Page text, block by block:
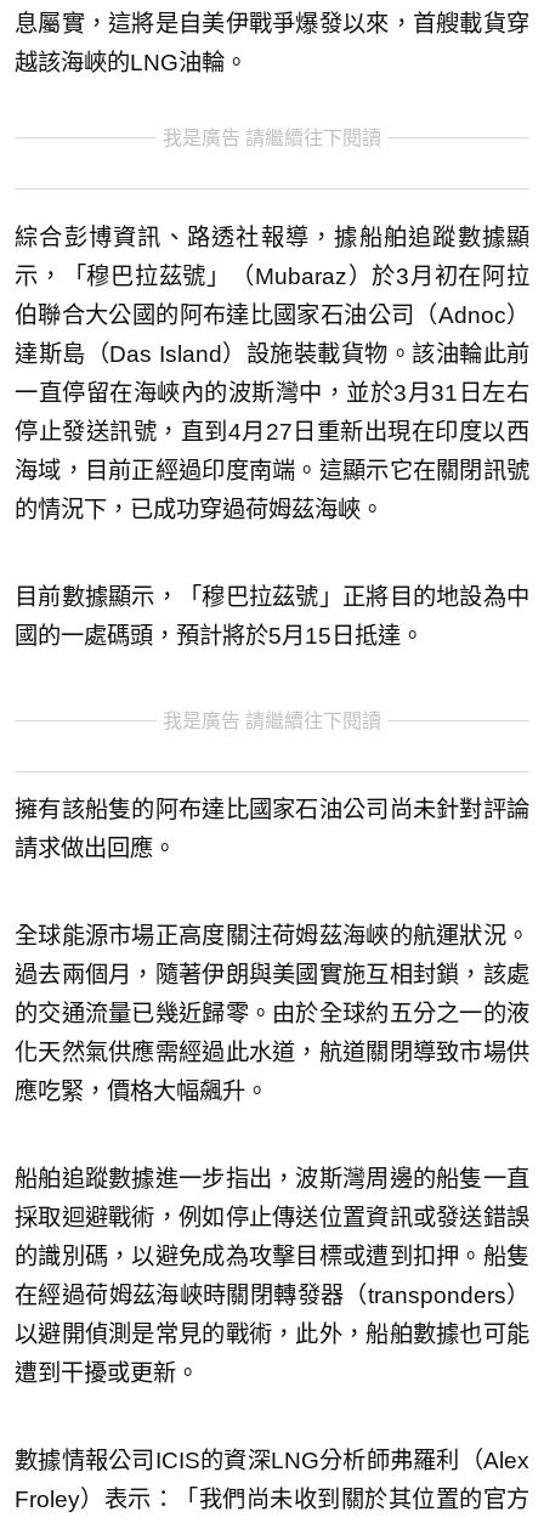
息屬實，這將是自美伊戰爭爆發以來，首艘載貨穿
越該海峽的LNG油輪。
我是廣告 請繼續往下閱讀
綜合彭博資訊、路透社報導，據船舶追蹤數據顯
示，「穆巴拉茲號」（Mubaraz）於3月初在阿拉
伯聯合大公國的阿布達比國家石油公司（Adnoc）
達斯島（Das Island）設施裝載貨物。該油輪此前
一直停留在海峽內的波斯灣中，並於3月31日左右
停止發送訊號，直到4月27日重新出現在印度以西
海域，目前正經過印度南端。這顯示它在關閉訊號
的情況下，已成功穿過荷姆茲海峽。
目前數據顯示，「穆巴拉茲號」正將目的地設為中
國的一處碼頭，預計將於5月15日抵達。
我是廣告 請繼續往下閱讀
擁有該船隻的阿布達比國家石油公司尚未針對評論
請求做出回應。
全球能源市場正高度關注荷姆茲海峽的航運狀況。
過去兩個月，隨著伊朗與美國實施互相封鎖，該處
的交通流量已幾近歸零。由於全球約五分之一的液
化天然氣供應需經過此水道，航道關閉導致市場供
應吃緊，價格大幅飆升。
船舶追蹤數據進一步指出，波斯灣周邊的船隻一直
採取迴避戰術，例如停止傳送位置資訊或發送錯誤
的識別碼，以避免成為攻擊目標或遭到扣押。船隻
在經過荷姆茲海峽時關閉轉發器（transponders）
以避開偵測是常見的戰術，此外，船舶數據也可能
遭到干擾或更新。
數據情報公司ICIS的資深LNG分析師弗羅利（Alex
Froley）表示：「我們尚未收到關於其位置的官方